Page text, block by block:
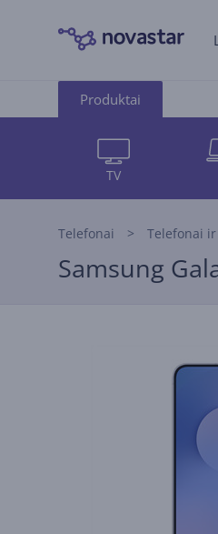
Produktai
TV
Telefonai Telefonai
Samsung